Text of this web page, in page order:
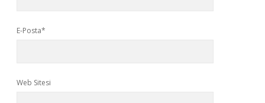
E-Posta*
Web Sitesi